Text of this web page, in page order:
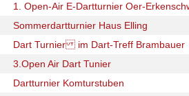
1. Open-Air E-Dartturnier Oer-
Sommerdartturnier Haus Elling
Dart Turnier im Dart-Treff Brambauer
3.Open Air Dart Tunier
Dartturnier Komturstuben